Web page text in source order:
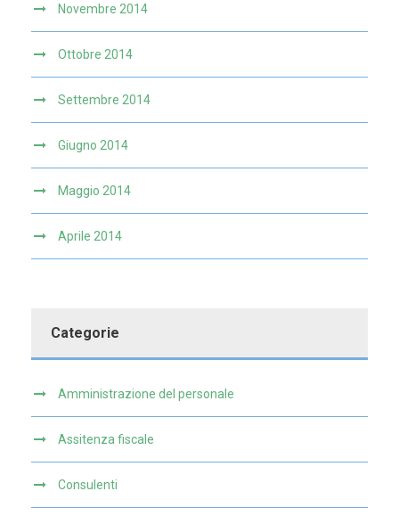
Novembre 2014
Ottobre 2014
Settembre 2014
Giugno 2014
Maggio 2014
Aprile 2014
Categorie
Amministrazione del personale
Assitenza fiscale
Consulenti